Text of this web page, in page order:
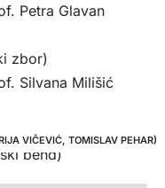
VIČEVIĆ, TOMISLAV PEHAR)
Petra Glavan
zbor)
Silvana Milišić
bend)